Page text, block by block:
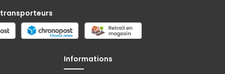
transporteurs
Informations